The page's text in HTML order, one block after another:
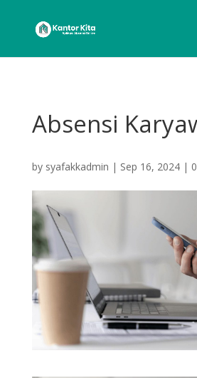
Absensi
by syafakkadmin | Sep 16, 2024|